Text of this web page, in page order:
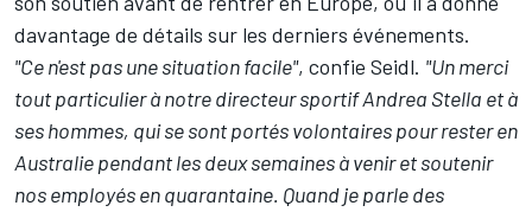
davantage de détails sur les derniers événements.
"Ce n'est pas une situation facile", confie Seidl. "Un merci
tout particulier à notre directeur sportif Andrea Stella et à
ses hommes, qui se sont portés volontaires pour rester en
Australie pendant les deux semaines à venir et soutenir
nos employés en quarantaine. Quand je parle des